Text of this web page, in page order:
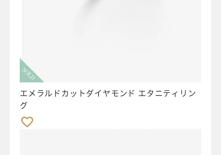
SOLD
エメラルドカットダイヤモンド エタニティリン
グ